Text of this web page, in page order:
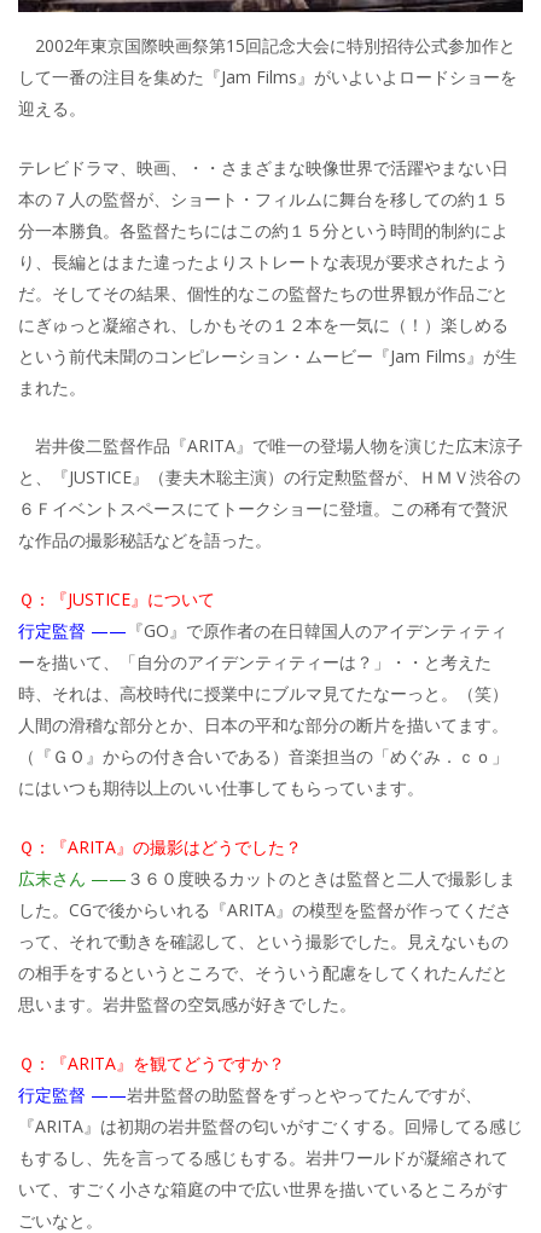
2002年東京国際映画祭第15回記念大会に特別招待公式参加作と
して一番の注目を集めた『Jam Films』がいよいよロードショーを
迎える。
テレビドラマ、映画、・・さまざまな映像世界で活躍やまない日
本の７人の監督が、ショート・フィルムに舞台を移しての約１５
分一本勝負。各監督たちにはこの約１５分という時間的制約によ
り、長編とはまた違ったよりストレートな表現が要求されたよう
だ。そしてその結果、個性的なこの監督たちの世界観が作品ごと
にぎゅっと凝縮され、しかもその１２本を一気に（！）楽しめる
という前代未聞のコンピレーション・ムービー『Jam Films』が生
まれた。
岩井俊二監督作品『ARITA』で唯一の登場人物を演じた広末涼子
と、『JUSTICE』（妻夫木聡主演）の行定勲監督が、ＨＭＶ渋谷の
６Ｆイベントスペースにてトークショーに登壇。この稀有で贅沢
な作品の撮影秘話などを語った。
Ｑ：『JUSTICE』について
行定監督 —— 『GO』で原作者の在日韓国人のアイデンティティ
ーを描いて、「自分のアイデンティティーは？」・・と考えた
時、それは、高校時代に授業中にブルマ見てたなーっと。（笑）
人間の滑稽な部分とか、日本の平和な部分の断片を描いてます。
（『ＧＯ』からの付き合いである）音楽担当の「めぐみ．ｃｏ」
にはいつも期待以上のいい仕事してもらっています。
Ｑ：『ARITA』の撮影はどうでした？
広末さん —— ３６０度映るカットのときは監督と二人で撮影しま
した。CGで後からいれる『ARITA』の模型を監督が作ってくださ
って、それで動きを確認して、という撮影でした。見えないもの
の相手をするというところで、そういう配慮をしてくれたんだと
思います。岩井監督の空気感が好きでした。
Ｑ：『ARITA』を観てどうですか？
行定監督 ——岩井監督の助監督をずっとやってたんですが、
『ARITA』は初期の岩井監督の匂いがすごくする。回帰してる感じ
もするし、先を言ってる感じもする。岩井ワールドが凝縮されて
いて、すごく小さな箱庭の中で広い世界を描いているところがす
ごいなと。